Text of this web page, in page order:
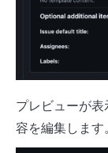
プレビューが
容を編集します